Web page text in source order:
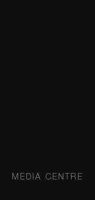
MEDIA CENTRE